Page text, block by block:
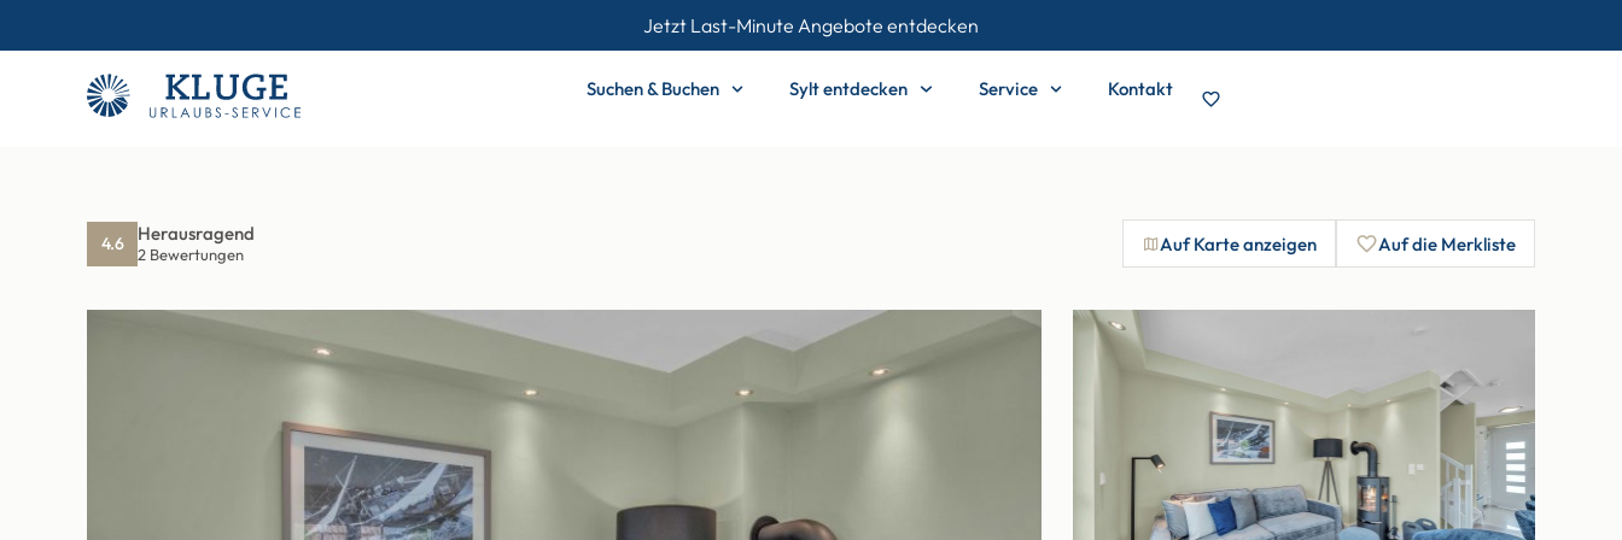
Jetzt Last-Minute Angebote entdecken
Suchen & Buchen Sylt entdecken Service Kontakt
4.6 Herausragend
2 Bewertungen Auf Karte anzeigen Auf die Merkliste